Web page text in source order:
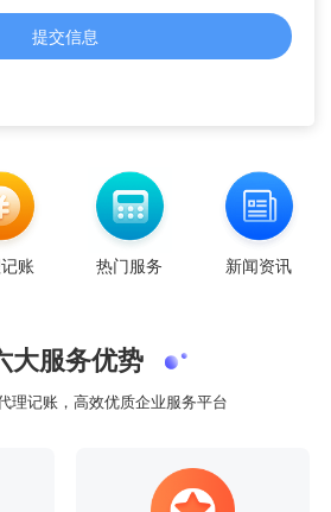
提交信息
账 热门服务 新闻资讯
大服务优势
理记账，高效优质企业服务平台